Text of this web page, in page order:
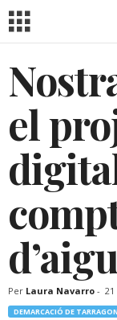
el
Per Laura Navarro -
DEMARCACIÓ DE